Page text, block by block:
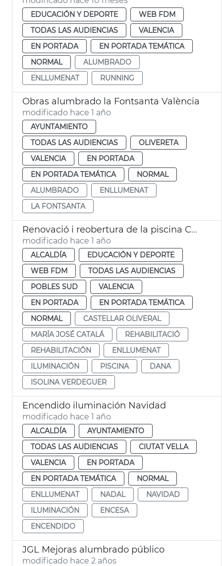
EDUCACIÓN Y DEPORTE
WEB FDM
TODAS LAS AUDIENCIAS
VALENCIA
EN PORTADA
EN PORTADA TEMÁTICA
NORMAL
ALUMBRADO
ENLLUMENAT
RUNNING
Obras alumbrado la Fontsanta València
modificado hace 1 año
AYUNTAMIENTO
TODAS LAS AUDIENCIAS
OLIVERETA
VALENCIA
EN PORTADA
EN PORTADA TEMÁTICA
NORMAL
ALUMBRADO
ENLLUMENAT
LA FONTSANTA
Renovació i reobertura de la piscina Castellar després de la dana
modificado hace 1 año
ALCALDÍA
EDUCACIÓN Y DEPORTE
WEB FDM
TODAS LAS AUDIENCIAS
POBLES SUD
VALENCIA
EN PORTADA
EN PORTADA TEMÁTICA
NORMAL
CASTELLAR OLIVERAL
MARÍA JOSÉ CATALÁ
REHABILITACIÓ
REHABILITACIÓN
ENLLUMENAT
ILUMINACIÓN
PISCINA
DANA
ISOLINA VERDEGUER
Encendido iluminación Navidad
modificado hace 1 año
ALCALDÍA
AYUNTAMIENTO
TODAS LAS AUDIENCIAS
CIUTAT VELLA
VALENCIA
EN PORTADA
EN PORTADA TEMÁTICA
NORMAL
ENLLUMENAT
NADAL
NAVIDAD
ILUMINACIÓN
ENCESA
ENCENDIDO
JGL Mejoras alumbrado público
modificado hace 2 años